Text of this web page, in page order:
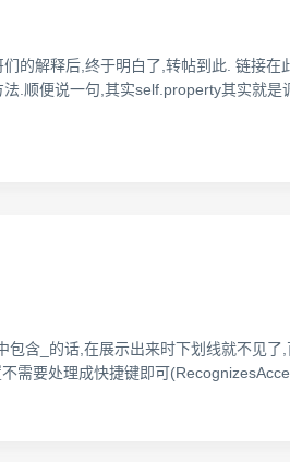
的解释后,终于明白了,转帖到此. 链接
.顺便说一句,其实self.property其实就
含_的话,在展示出来时下划线就不见
需要处理成快捷键即可